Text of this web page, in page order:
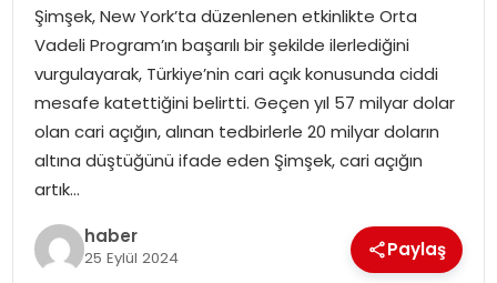
SPOR
TEKNOLOJI
EĞITIM
GENEL
Şimşek, New York’ta düzenlenen etkinlikte Orta
Vadeli Program’ın başarılı bir şekilde ilerlediğini
vurgulayarak, Türkiye’nin cari açık konusunda ciddi
mesafe katettiğini belirtti. Geçen yıl 57 milyar dolar
olan cari açığın, alınan tedbirlerle 20 milyar doların
altına düştüğünü ifade eden Şimşek, cari açığın
artık…
haber
25 Eylül 2024 Paylaş